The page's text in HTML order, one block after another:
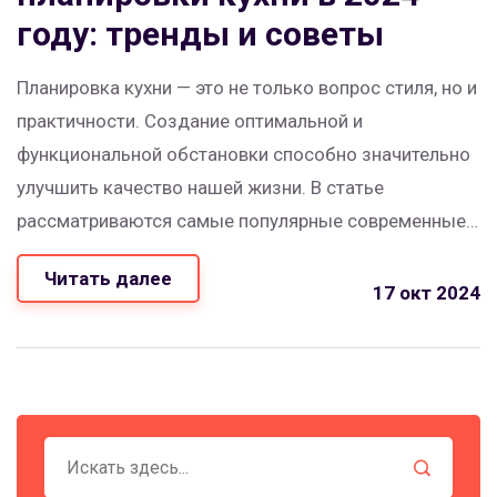
году: тренды и советы
Планировка кухни — это не только вопрос стиля, но и
практичности. Создание оптимальной и
функциональной обстановки способно значительно
улучшить качество нашей жизни. В статье
рассматриваются самые популярные современные
планировки кухни, их преимущества и недостатки, а
также советы по организации пространства.
для вашего дома.
Читать далее
17 окт 2024